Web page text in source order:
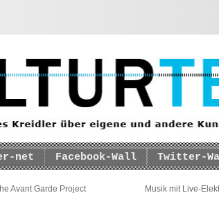
net Facebook-Wall Twitter-
Avant Garde Project Musik mit Live-